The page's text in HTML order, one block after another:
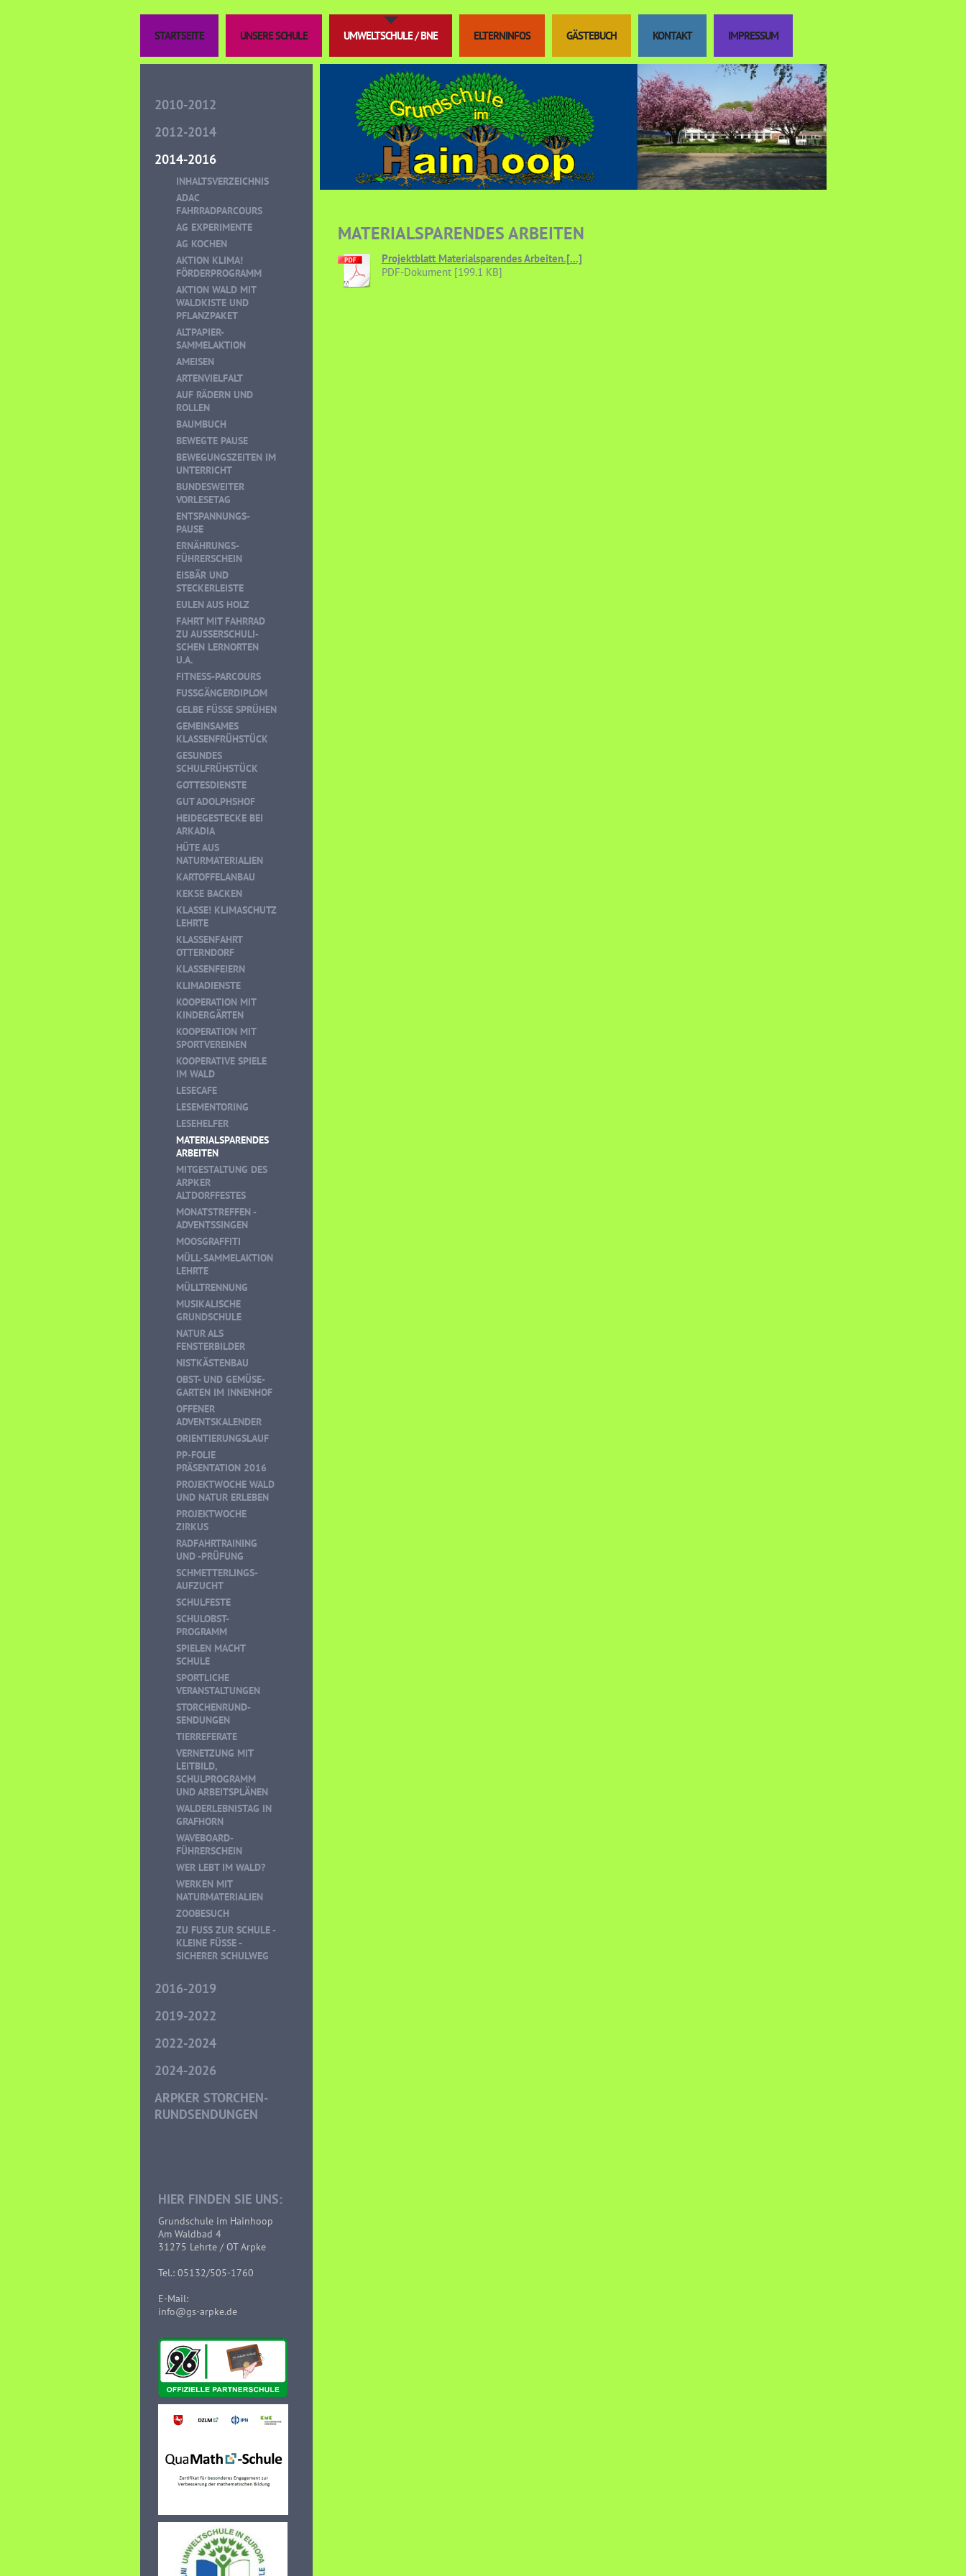
STARTSEITE UNSERE SCHULE UMWELTSCHULE / BNE ELTERNINFOS GÄSTEBUCH KONTAKT IMPRESSUM
2010-2012
2012-2014
2014-2016
INHALTSVERZEICHNIS
ADAC
FAHRRADPARCOURS
AG EXPERIMENTE
AG KOCHEN
AKTION KLIMA!
FÖRDERPROGRAMM
AKTION WALD MIT
WALDKISTE UND
PFLANZPAKET
ALTPAPIER-
SAMMELAKTION
AMEISEN
ARTENVIELFALT
AUF RÄDERN UND
ROLLEN
BAUMBUCH
BEWEGTE PAUSE
BEWEGUNGSZEITEN IM
UNTERRICHT
BUNDESWEITER
VORLESETAG
ENTSPANNUNGS-
PAUSE
ERNÄHRUNGS-
FÜHRERSCHEIN
EISBÄR UND
STECKERLEISTE
EULEN AUS HOLZ
FAHRT MIT FAHRRAD
ZU AUSSERSCHULI-S
CHEN LERNORTEN U
.A.
FITNESS-PARCOURS
FUSSGÄNGERDIPLOM
GELBE FÜSSE SPRÜHEN
GEMEINSAMES
KLASSENFRÜHSTÜCK
GESUNDES
SCHULFRÜHSTÜCK
GOTTESDIENSTE
GUT ADOLPHSHOF
HEIDEGESTECKE BEI
ARKADIA
HÜTE AUS
NATURMATERIALIEN
KARTOFFELANBAU
KEKSE BACKEN
KLASSE! KLIMASCHUTZ
LEHRTE
KLASSENFAHRT
OTTERNDORF
KLASSENFEIERN
KLIMADIENSTE
KOOPERATION MIT
KINDERGÄRTEN
KOOPERATION MIT
SPORTVEREINEN
KOOPERATIVE SPIELE
IM WALD
LESECAFE
LESEMENTORING
LESEHELFER
MATERIALSPARENDES
ARBEITEN
MITGESTALTUNG DES
ARPKER
ALTDORFFESTES
MONATSTREFFEN -
ADVENTSSINGEN
MOOSGRAFFITI
MÜLL-SAMMELAKTION
LEHRTE
MÜLLTRENNUNG
MUSIKALISCHE
GRUNDSCHULE
NATUR ALS
FENSTERBILDER
NISTKÄSTENBAU
OBST- UND GEMÜSE-
GARTEN IM INNENHOF
OFFENER
ADVENTSKALENDER
ORIENTIERUNGSLAUF
PP-FOLIE
PRÄSENTATION 2016
PROJEKTWOCHE WALD
UND NATUR ERLEBEN
PROJEKTWOCHE
ZIRKUS
RADFAHRTRAINING
UND -PRÜFUNG
SCHMETTERLINGS-
AUFZUCHT
SCHULFESTE
SCHULOBST-
PROGRAMM
SPIELEN MACHT
SCHULE
SPORTLICHE
VERANSTALTUNGEN
STORCHENRUND-
SENDUNGEN
TIERREFERATE
VERNETZUNG MIT
LEITBILD,
SCHULPROGRAMM
UND ARBEITSPLÄNEN
WALDERLEBNISTAG IN
GRAFHORN
WAVEBOARD-
FÜHRERSCHEIN
WER LEBT IM WALD?
WERKEN MIT
NATURMATERIALIEN
ZOOBESUCH
ZU FUSS ZUR SCHULE - K
LEINE FÜSSE - SI
CHERER SCHULWEG
2016-2019
2019-2022
2022-2024
2024-2026
ARPKER STORCHEN-
RUNDSENDUNGEN
HIER FINDEN SIE UNS:
Grundschule im Hainhoop
Am Waldbad 4
31275 Lehrte / OT Arpke
Tel.: 05132/505-1760
E-Mail:
info@gs-arpke.de
MATERIALSPARENDES ARBEITEN
Projektblatt Materialsparendes Arbeiten.[...]
PDF-Dokument [199.1 KB]